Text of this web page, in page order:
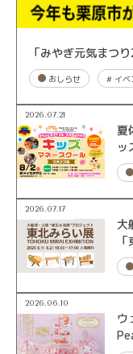
「みやぎ元気まつ
おしらせ # イベ
2026.07.21
夏
ッ
2026.07.17
大
2026.06.10
ウ